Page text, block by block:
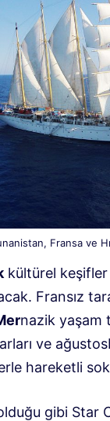
Fransa ve
kültürel keşifler
Fransız
nazik yaşam
ve
hareketli
gibi Star